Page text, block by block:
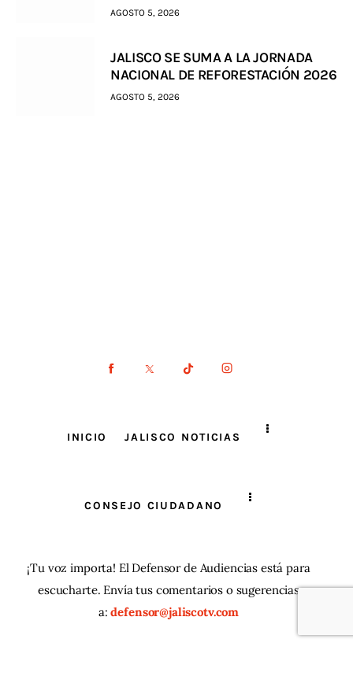
AGOSTO 5, 2026
JALISCO SE SUMA A LA JORNADA
NACIONAL DE REFORESTACIÓN 2026
AGOSTO 5, 2026
INICIO JALISCO NOTICIAS
CONSEJO CIUDADANO
¡Tu voz importa! El Defensor de Audiencias está para
escucharte. Envía tus comentarios o sugerencias
a:defensor@jaliscotv.com